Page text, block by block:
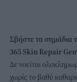
Σβήστε τα σημάδια
365 Skin Repair
Δε νοείται
χωρίς το βαθύ